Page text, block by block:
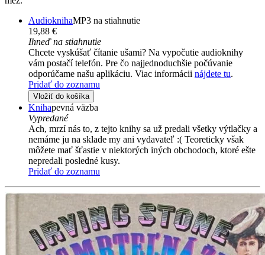
AudioknihaMP3 na stiahnutie
19,88 €
Ihneď na stiahnutie
Chcete vyskúšať čítanie ušami? Na vypočutie audioknihy
vám postačí telefón. Pre čo najjednoduchšie počúvanie
odporúčame našu aplikáciu. Viac informácii nájdete tu.
Pridať do zoznamu
Vložiť do košíka
Knihapevná väzba
Vypredané
Ach, mrzí nás to, z tejto knihy sa už predali všetky výtlačky a
nemáme ju na sklade my ani vydavateľ :( Teoreticky však
môžete mať šťastie v niektorých iných obchodoch, ktoré ešte
nepredali posledné kusy.
Pridať do zoznamu